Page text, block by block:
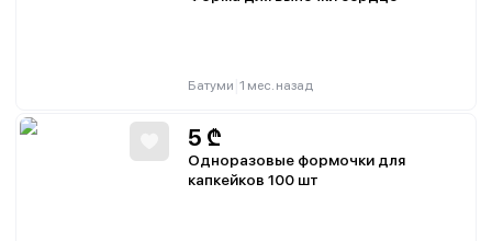
Батуми 1 мес. назад
5 ₾
Одноразовые формочки для
капкейков 100 шт